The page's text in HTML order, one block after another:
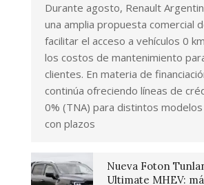
Durante agosto, Renault
una amplia propuesta comercial
facilitar el acceso a vehículos 0
los costos de mantenimiento
clientes. En materia de
continúa ofreciendo líneas de
0% (TNA) para distintos
con plazos
Nueva Foton
Ultimate MHEV: